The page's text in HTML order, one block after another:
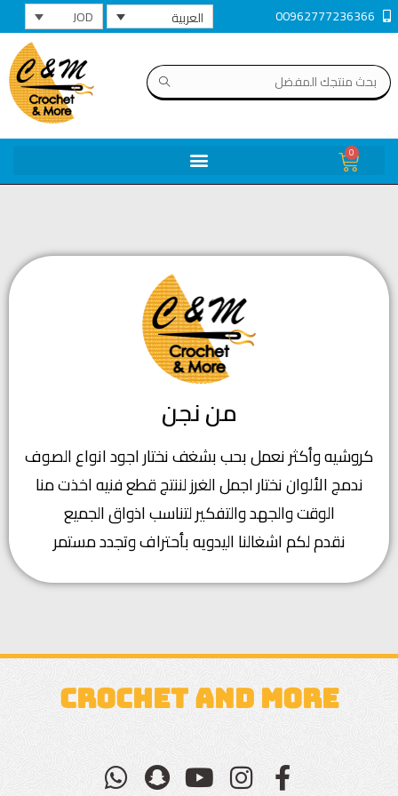
00962777236366 العربية JOD
0
من نجن
كروشيه وأكثر نعمل بحب بشغف نختار اجود انواع الصوف
ندمج الألوان نختار اجمل الغرز لننتج قطع فنيه اخذت منا
الوقت والجهد والتفكير لتناسب اذواق الجميع
نقدم لكم اشغالنا اليدويه بأحتراف وتجدد مستمر
CROCHET AND MORE